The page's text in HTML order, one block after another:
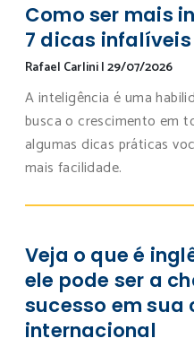
Como ser mais
7 dicas infalíveis
Rafael Carlini|29/07/2026
A inteligência é uma
busca o crescimento em
algumas dicas práticas
mais facilidade.
Veja o que é
ele pode ser a
sucesso em sua
internacional